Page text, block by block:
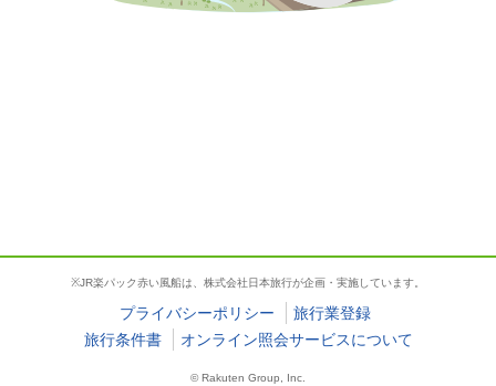
大人 2人 0 人 1部屋
絞り込み おすすめ順
※JR楽パック赤い風船は、株式会社日本旅行が企画・実施しています。
プライバシーポリシー
旅行業登録
旅行条件書
オンライン照会サービスについて
© Rakuten Group, Inc.